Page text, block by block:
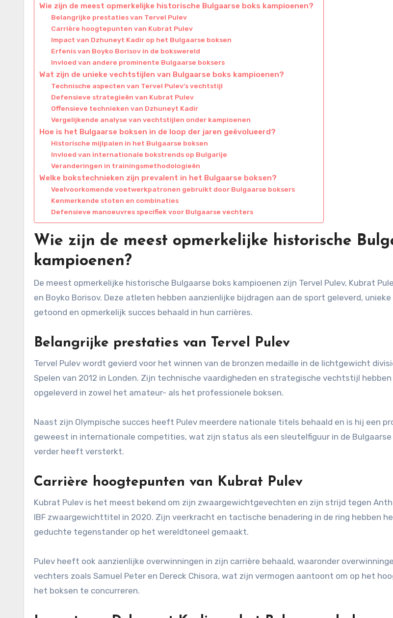
Wie zijn de meest opmerkelijke historische Bulgaarse boks kampioenen?
Belangrijke prestaties van Tervel Pulev
Carrière hoogtepunten van Kubrat Pulev
Impact van Dzhuneyt Kadir op het Bulgaarse boksen
Erfenis van Boyko Borisov in de bokswereld
Invloed van andere prominente Bulgaarse boksers
Wat zijn de unieke vechtstijlen van Bulgaarse boks kampioenen?
Technische aspecten van Tervel Pulev’s vechtstijl
Defensieve strategieën van Kubrat Pulev
Offensieve technieken van Dzhuneyt Kadir
Vergelijkende analyse van vechtstijlen onder kampioenen
Hoe is het Bulgaarse boksen in de loop der jaren geëvolueerd?
Historische mijlpalen in het Bulgaarse boksen
Invloed van internationale bokstrends op Bulgarije
Veranderingen in trainingsmethodologieën
Welke bokstechnieken zijn prevalent in het Bulgaarse boksen?
Veelvoorkomende voetwerkpatronen gebruikt door Bulgaarse boksers
Kenmerkende stoten en combinaties
Defensieve manoeuvres specifiek voor Bulgaarse vechters
Wie zijn de meest opmerkelijke historische
kampioenen?
De meest opmerkelijke historische Bulgaarse boks kampioenen zijn Tervel Pulev, Kubrat
en Boyko Borisov. Deze atleten hebben aanzienlijke bijdragen aan de sport geleverd,
getoond en opmerkelijk succes behaald in hun carrières.
Belangrijke prestaties van Tervel Pulev
Tervel Pulev wordt gevierd voor het winnen van de bronzen medaille in de lichtgewicht
Spelen van 2012 in Londen. Zijn technische vaardigheden en strategische vechtstijl
opgeleverd in zowel het amateur- als het professionele boksen.
Naast zijn Olympische succes heeft Pulev meerdere nationale titels behaald en is hij een
geweest in internationale competities, wat zijn status als een sleutelfiguur in de Bulgaarse
verder heeft versterkt.
Carrière hoogtepunten van Kubrat Pulev
Kubrat Pulev is het meest bekend om zijn zwaargewichtgevechten en zijn strijd tegen
IBF zwaargewichttitel in 2020. Zijn veerkracht en tactische benadering in de ring hebben
geduchte tegenstander op het wereldtoneel gemaakt.
Pulev heeft ook aanzienlijke overwinningen in zijn carrière behaald, waaronder
vechters zoals Samuel Peter en Dereck Chisora, wat zijn vermogen aantoont om op het
het boksen te concurreren.